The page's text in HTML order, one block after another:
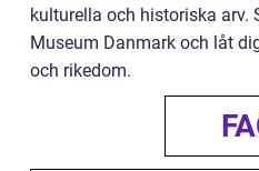
kulturella och historiska arv.
Museum Danmark och låt
och rikedom.